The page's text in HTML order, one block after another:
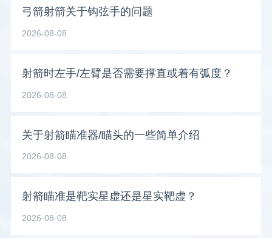
弓箭射箭关于钩弦手的问题
2026-08-08
射箭时左手/左臂是否需要撑直或着有弧度？
2026-08-08
关于射箭瞄准器/瞄头的一些简单介绍
2026-08-08
射箭瞄准是靶实星虚还是星实靶虚？
2026-08-08